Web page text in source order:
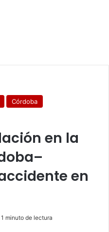
Córdoba
en la
en
1 minuto de lectura